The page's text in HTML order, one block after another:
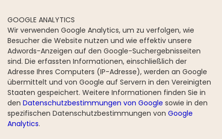
GOOGLE ANALYTICS
Wir verwenden Google Analytics, um zu verfolgen, wie
Besucher die Website nutzen und wie effektiv unsere
Adwords-Anzeigen auf den Google-Suchergebnisseiten
sind. Die erfassten Informationen, einschließlich der
Adresse Ihres Computers (IP-Adresse), werden an Google
übermittelt und von Google auf Servern in den Vereinigten
Staaten gespeichert. Weitere Informationen finden Sie in
den Datenschutzbestimmungen von Google sowie in den
spezifischen Datenschutzbestimmungen von Google
Analytics.